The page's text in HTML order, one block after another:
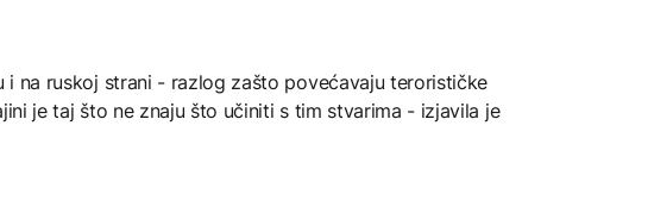
i na ruskoj strani - razlog zašto povećavaju terorističke
je taj što ne znaju što učiniti s tim stvarima - izjavila je